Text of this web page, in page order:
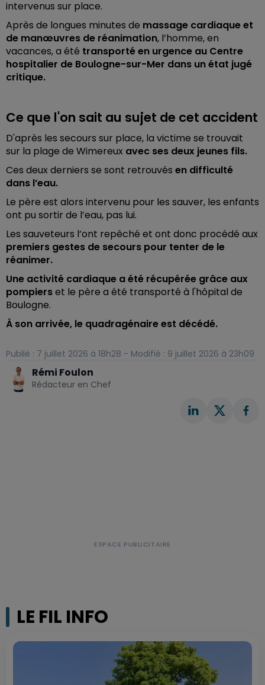
intervenus sur place.
Après de longues minutes de massage cardiaque et
de manœuvres de réanimation, l’homme, en
vacances, a été transporté en urgence au Centre
hospitalier de Boulogne-sur-Mer dans un état jugé
critique.
Ce que l'on sait au sujet de cet accident
D'après les secours sur place, la victime se trouvait
sur la plage de Wimereux avec ses deux jeunes fils.
Ces deux derniers se sont retrouvés en difficulté
dans l’eau.
Le père est alors intervenu pour les sauver, les enfants
ont pu sortir de l’eau, pas lui.
Les sauveteurs l’ont repêché et ont donc procédé aux
premiers gestes de secours pour tenter de le
réanimer.
Une activité cardiaque a été récupérée grâce aux
pompierset le père a été transporté à l'hôpital de
Boulogne.
À son arrivée, le quadragénaire est décédé.
Publié : 7 juillet 2026 à 18h28 - Modifié : 9 juillet 2026 à 23h09
Rémi Foulon
Rédacteur en Chef
LE FIL INFO